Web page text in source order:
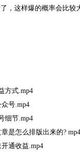
，这样爆的概率会比
方式.mp4
号.mp4
细节.mp4
是怎么排版出来的? mp4
通收益.mp4